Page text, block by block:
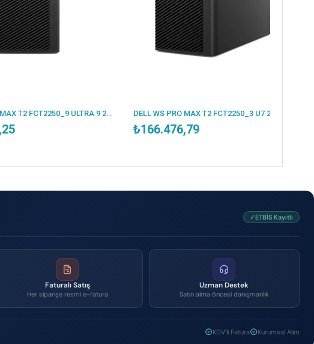
DELL WS PRO MAX T2 FCT2250_9 ULTRA 9 285K 1X32GB 1TB SSD 16GB NVIDIA RTX2000 ADA 1500W W11P 3 YIL YERİNDE GARANTİ DELL WS PRO MAX T2 FCT2250_3 U7 265K 1X32GB 1TB 8GB A1000 WIN11PRO W11P 3 YIL YERİNDE GARANTİ
₺166.476,79
✓ETBİS Kayıtlı
Faturalı Satış
Her siparişe resmi e-fatura
Uzman Destek
Satın alma öncesi danışmanlık
KDV'li Fatura Kurumsal Alım